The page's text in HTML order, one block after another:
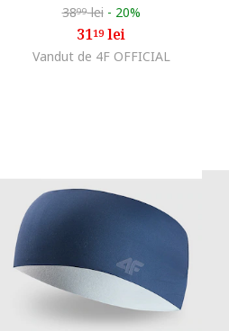
3899lei - 20%
3119lei
Vandut de 4F OFFICIAL